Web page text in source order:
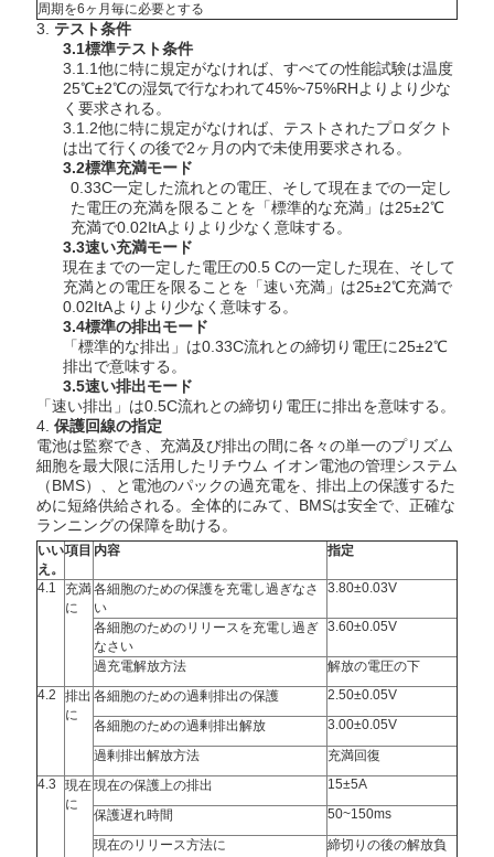
周期を6ヶ月毎に必要とする
3. テスト条件
3.1標準テスト条件
3.1.1他に特に規定がなければ、すべての性能試験は温度
25℃±2℃の湿気で行なわれて45%~75%RHよりより少な
く要求される。
3.1.2他に特に規定がなければ、テストされたプロダクト
は出て行くの後で2ヶ月の内で未使用要求される。
3.2標準充満モード
0.33C一定した流れとの電圧、そして現在までの一定し
た電圧の充満を限ることを「標準的な充満」は25±2℃
充満で0.02ItAよりより少なく意味する。
3.3速い充満モード
現在までの一定した電圧の0.5 Cの一定した現在、そして
充満との電圧を限ることを「速い充満」は25±2℃充満で
0.02ItAよりより少なく意味する。
3.4標準の排出モード
「標準的な排出」は0.33C流れとの締切り電圧に25±2℃
排出で意味する。
3.5速い排出モード
「速い排出」は0.5C流れとの締切り電圧に排出を意味する。
4. 保護回線の指定
電池は監察でき、充満及び排出の間に各々の単一のプリズム
細胞を最大限に活用した リチウム イオン電池の管理システム
（BMS）、と電池のパックの過充電を、排出上の保護するた
めに短絡供給される。全体的にみて、BMSは安全で、正確な
ランニングの保障を助ける。
いい
え。
項目 内容 指定
4.1
充満
に
各細胞のための保護を充電し過ぎなさ
い
3.80±0.03V
各細胞のためのリリースを充電し過ぎ
なさい
3.60±0.05V
過充電解放方法
解放の電圧の下
4.2
排出
に
各細胞のための過剰排出の保護
2.50±0.05V
各細胞のための過剰排出解放
3.00±0.05V
過剰排出解放方法
充満回復
4.3
現在
に
現在の保護上の排出
15±5A
保護遅れ時間
50~150ms
現在のリリース方法に
締切りの後の解放負